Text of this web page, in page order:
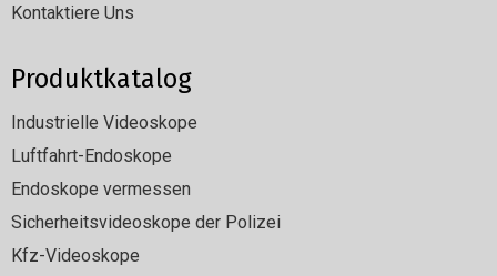
Kontaktiere Uns
Produktkatalog
Industrielle Videoskope
Luftfahrt-Endoskope
Endoskope vermessen
Sicherheitsvideoskope der Polizei
Kfz-Videoskope